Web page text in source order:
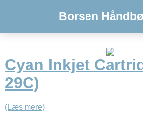
Borsen
Cyan Inkjet
29C)
(Læs mere)